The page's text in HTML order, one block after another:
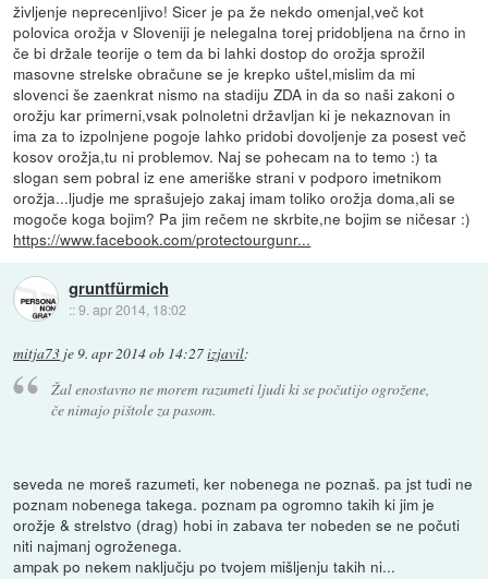
življenje neprecenljivo! Sicer je pa že nekdo omenjal,več kot
polovica orožja v Sloveniji je nelegalna torej pridobljena na črno in
če bi držale teorije o tem da bi lahki dostop do orožja sprožil
masovne strelske obračune se je krepko uštel,mislim da mi
slovenci še zaenkrat nismo na stadiju ZDA in da so naši zakoni o
orožju kar primerni,vsak polnoletni državljan ki je nekaznovan in
ima za to izpolnjene pogoje lahko pridobi dovoljenje za posest več
kosov orožja,tu ni problemov. Naj se pohecam na to temo :) ta
slogan sem pobral iz ene ameriške strani v podporo imetnikom
orožja...ljudje me sprašujejo zakaj imam toliko orožja doma,ali se
mogoče koga bojim? Pa jim rečem ne skrbite,ne bojim se ničesar :)
https://www.facebook.com/protectourgunr...
gruntfürmich
::9. apr 2014, 18:02
mitja73 je9. apr 2014 ob 14:27izjavil:
Žal enostavno ne morem razumeti ljudi ki se počutijo ogrožene,
če nimajo pištole za pasom.
seveda ne moreš razumeti, ker nobenega ne poznaš. pa jst tudi ne
poznam nobenega takega. poznam pa ogromno takih ki jim je
orožje & strelstvo (drag) hobi in zabava ter nobeden se ne počuti
niti najmanj ogroženega.
ampak po nekem naključju po tvojem mišljenju takih ni...